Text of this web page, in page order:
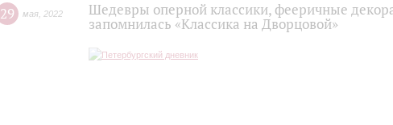
29 мая 2022
Шедевры оперной классики, фееричные
запомнилась «Классика на Дворцовой»